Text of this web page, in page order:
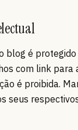
blog é
com link para
é proibida.
seus